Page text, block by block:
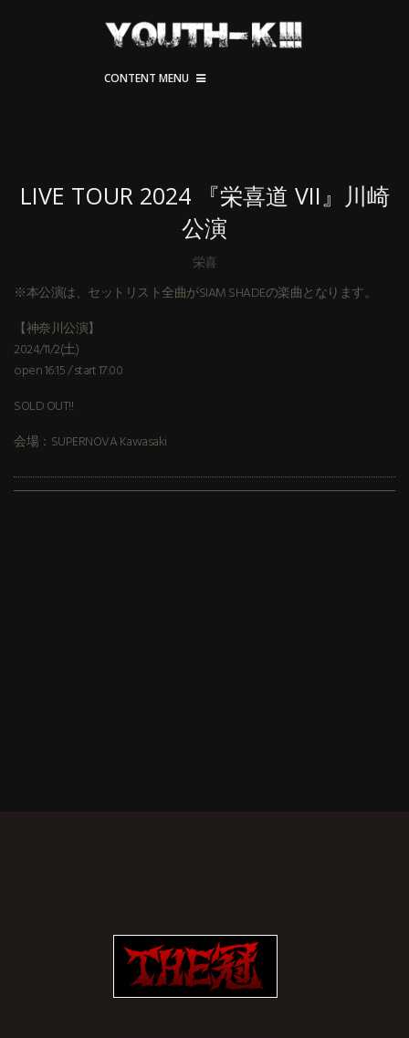
CONTENT MENU
LIVE TOUR 2024 『栄喜道 VII』川崎
公演
栄喜
※本公演は、セットリスト全曲がSIAM SHADEの楽曲となります。
【神奈川公演】
2024/11/2(土)
open 16:15 / start 17:00
SOLD OUT!!
会場：SUPERNOVA Kawasaki